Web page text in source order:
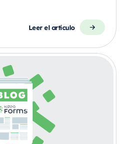
Leer el artículo